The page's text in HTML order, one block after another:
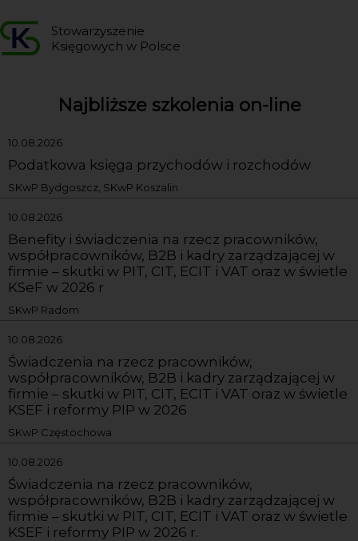
Stowarzyszenie
Księgowych w Polsce
Najbliższe szkolenia on-line
10.08.2026
Podatkowa księga przychodów i rozchodów
SKwP Bydgoszcz, SKwP Koszalin
10.08.2026
Benefity i świadczenia na rzecz pracowników,
współpracowników, B2B i kadry zarządzającej w
firmie – skutki w PIT, CIT, ECIT i VAT oraz w świetle
KSeF w 2026 r
SKwP Radom
10.08.2026
Świadczenia na rzecz pracowników,
współpracowników, B2B i kadry zarządzającej w
firmie – skutki w PIT, CIT, ECIT i VAT oraz w świetle
KSEF i reformy PIP w 2026
SKwP Częstochowa
10.08.2026
Świadczenia na rzecz pracowników,
współpracowników, B2B i kadry zarządzającej w
firmie – skutki w PIT, CIT, ECIT i VAT oraz w świetle
KSEF i reformy PIP w 2026 r.